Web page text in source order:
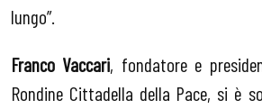
lungo”.
Franco Vaccari, fondatore e
Rondine Cittadella della Pace, si è